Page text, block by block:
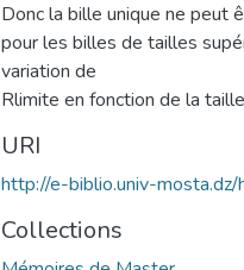
Donc la bille unique ne peut
pour les billes de tailles
variation de
Rlimite en fonction de la
URI
http://e-biblio.univ-
Collections